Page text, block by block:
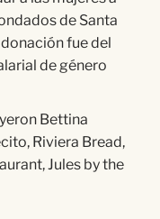
de Santa
fue del
de género
Bettina
Riviera Bread,
Jules by the